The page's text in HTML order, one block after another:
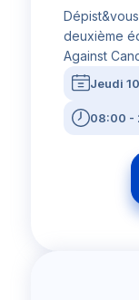
deuxième
Against
Jeudi
08:00 -